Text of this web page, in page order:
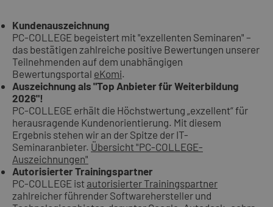
Kundenauszeichnung
PC-COLLEGE begeistert mit "exzellenten Seminaren" –
das bestätigen zahlreiche positive Bewertungen unserer
Teilnehmenden auf dem unabhängigen
Bewertungsportal eKomi.
Auszeichnung als "Top Anbieter für Weiterbildung
2026"!
PC-COLLEGE erhält die Höchstwertung „exzellent“ für
herausragende Kundenorientierung. Mit diesem
Ergebnis stehen wir an der Spitze der IT-
Seminaranbieter. Übersicht "PC-COLLEGE-
Auszeichnungen"
Autorisierter Trainingspartner
PC-COLLEGE ist autorisierter Trainingspartner
zahlreicher führender Softwarehersteller und